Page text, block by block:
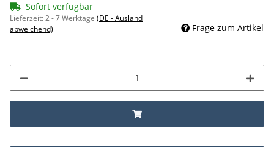
Sofort verfügbar
Lieferzeit:2 - 7 Werktage (DE - Ausland
abweichend)
Frage zum Artikel